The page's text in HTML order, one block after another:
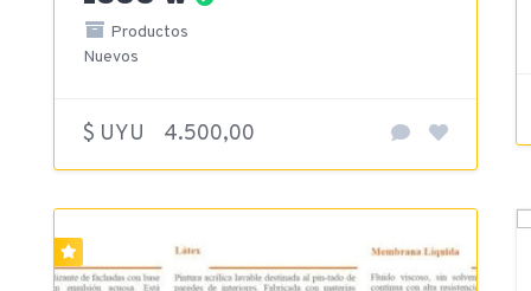
Productos
Nuevos
$ UYU 4.500,00